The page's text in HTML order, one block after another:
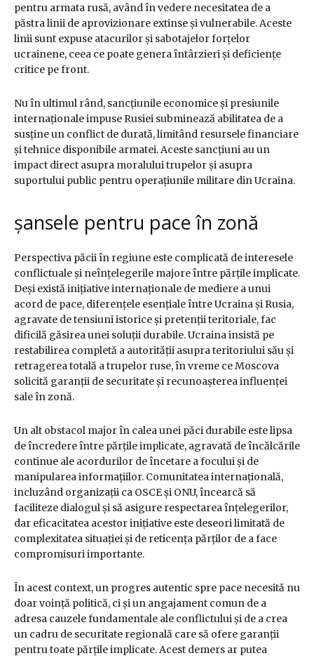
pentru armata rusă, având în vedere necesitatea de a
păstra linii de aprovizionare extinse și vulnerabile. Aceste
linii sunt expuse atacurilor și sabotajelor forțelor
ucrainene, ceea ce poate genera întârzieri și deficiențe
critice pe front.
Nu în ultimul rând, sancțiunile economice și presiunile
internaționale impuse Rusiei subminează abilitatea de a
susține un conflict de durată, limitând resursele financiare
și tehnice disponibile armatei. Aceste sancțiuni au un
impact direct asupra moralului trupelor și asupra
suportului public pentru operațiunile militare din Ucraina.
șansele pentru pace în zonă
Perspectiva păcii în regiune este complicată de interesele
conflictuale și neînțelegerile majore între părțile implicate.
Deși există inițiative internaționale de mediere a unui
acord de pace, diferențele esențiale între Ucraina și Rusia,
agravate de tensiuni istorice și pretenții teritoriale, fac
dificilă găsirea unei soluții durabile. Ucraina insistă pe
restabilirea completă a autorității asupra teritoriului său și
retragerea totală a trupelor ruse, în vreme ce Moscova
solicită garanții de securitate și recunoașterea influenței
sale în zonă.
Un alt obstacol major în calea unei păci durabile este lipsa
de încredere între părțile implicate, agravată de încălcările
continue ale acordurilor de încetare a focului și de
manipularea informațiilor. Comunitatea internațională,
incluzând organizații ca OSCE și ONU, încearcă să
faciliteze dialogul și să asigure respectarea înțelegerilor,
dar eficacitatea acestor inițiative este deseori limitată de
complexitatea situației și de reticența părților de a face
compromisuri importante.
În acest context, un progres autentic spre pace necesită nu
doar voință politică, ci și un angajament comun de a
adresa cauzele fundamentale ale conflictului și de a crea
un cadru de securitate regională care să ofere garanții
pentru toate părțile implicate. Acest demers ar putea